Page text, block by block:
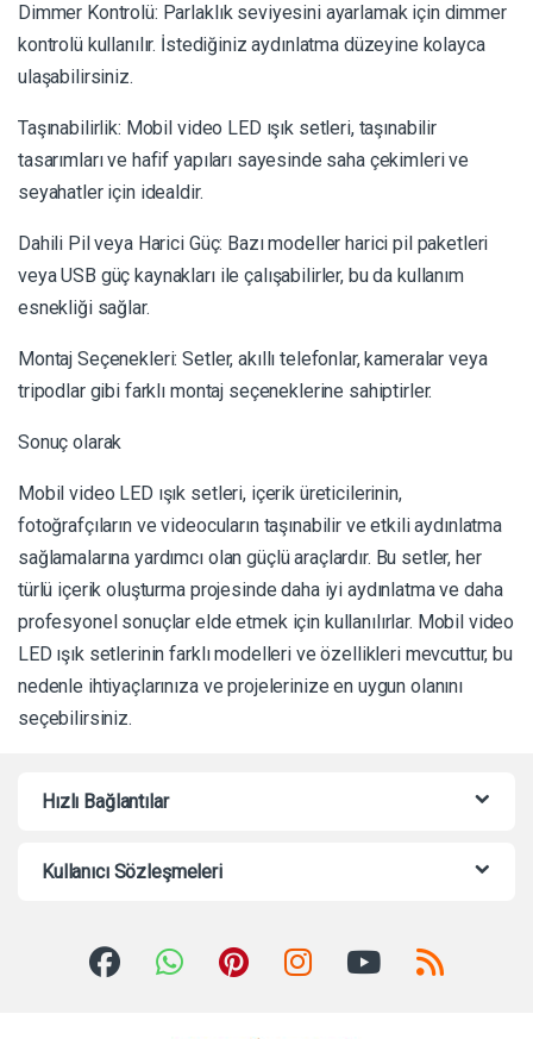
Dimmer Kontrolü: Parlaklık seviyesini ayarlamak için dimmer
kontrolü kullanılır. İstediğiniz aydınlatma düzeyine kolayca
ulaşabilirsiniz.
Taşınabilirlik: Mobil video LED ışık setleri, taşınabilir
tasarımları ve hafif yapıları sayesinde saha çekimleri ve
seyahatler için idealdir.
Dahili Pil veya Harici Güç: Bazı modeller harici pil paketleri
veya USB güç kaynakları ile çalışabilirler, bu da kullanım
esnekliği sağlar.
Montaj Seçenekleri: Setler, akıllı telefonlar, kameralar veya
tripodlar gibi farklı montaj seçeneklerine sahiptirler.
Sonuç olarak
Mobil video LED ışık setleri, içerik üreticilerinin,
fotoğrafçıların ve videocuların taşınabilir ve etkili aydınlatma
sağlamalarına yardımcı olan güçlü araçlardır. Bu setler, her
türlü içerik oluşturma projesinde daha iyi aydınlatma ve daha
profesyonel sonuçlar elde etmek için kullanılırlar. Mobil video
LED ışık setlerinin farklı modelleri ve özellikleri mevcuttur, bu
nedenle ihtiyaçlarınıza ve projelerinize en uygun olanını
seçebilirsiniz.
Hızlı Bağlantılar
Kullanıcı Sözleşmeleri